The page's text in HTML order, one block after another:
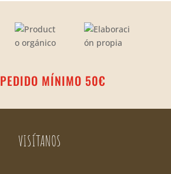
PEDIDO MÍNIMO 50€
VISÍTANOS